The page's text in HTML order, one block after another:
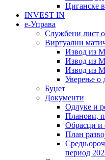
Циганске
INVEST IN
е-Управа
Службени лист
Виртуални
Извод из
Извод из
Извод из
Уверење о
Буџет
Документи
Одлуке и
Планови,
Обрасци и
План
период